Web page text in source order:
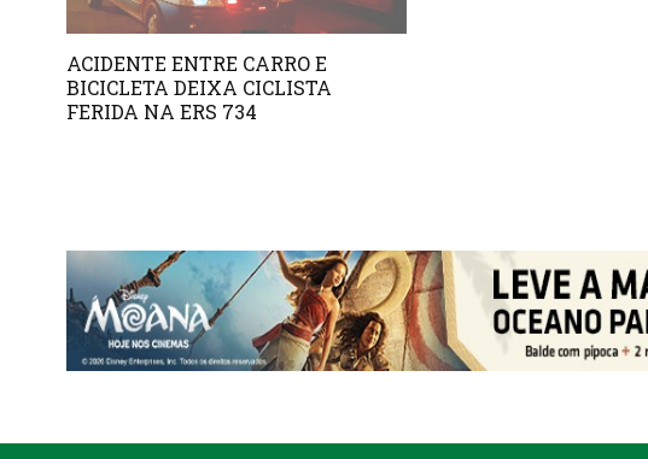
ACIDENTE ENTRE CARRO E
BICICLETA DEIXA CICLISTA
FERIDA NA ERS 734